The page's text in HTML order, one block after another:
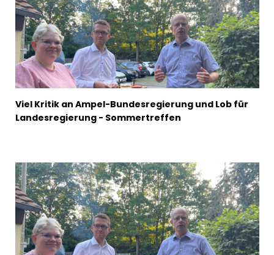
Viel Kritik an Ampel-Bundesregierung und Lob für
Landesregierung - Sommertreffen